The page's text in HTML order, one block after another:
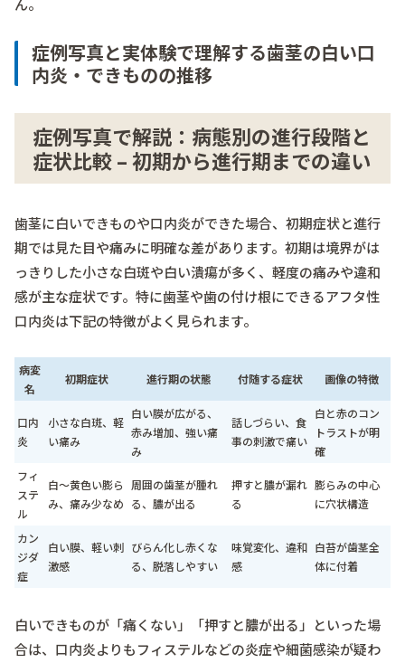
ん。
症例写真と実体験で理解する歯茎の白い口
内炎・できものの推移
症例写真で解説：病態別の進行段階と
症状比較 – 初期から進行期までの違い
歯茎に白いできものや口内炎ができた場合、初期症状と進行
期では見た目や痛みに明確な差があります。初期は境界がは
っきりした小さな白斑や白い潰瘍が多く、軽度の痛みや違和
感が主な症状です。特に歯茎や歯の付け根にできるアフタ性
口内炎は下記の特徴がよく見られます。
病変
名
初期症状 進行期の状態 付随する症状 画像の特徴
口内
炎
小さな白斑、軽
い痛み
白い膜が広がる、
赤み増加、強い痛
み
話しづらい、食
事の刺激で痛い
白と赤のコン
トラストが明
確
フィ
ステ
ル
白〜黄色い膨ら
み、痛み少なめ
周囲の歯茎が腫れ
る、膿が出る
押すと膿が漏れ
る
膨らみの中心
に穴状構造
カン
ジダ
症
白い膜、軽い刺
激感
びらん化し赤くな
る、脱落しやすい
味覚変化、違和
感
白苔が歯茎全
体に付着
白いできものが「痛くない」「押すと膿が出る」といった場
合は、口内炎よりもフィステルなどの炎症や細菌感染が疑わ